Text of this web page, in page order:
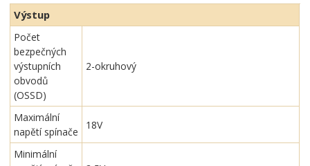
Výstup
Počet
bezpečných
výstupních
obvodů
(OSSD)
2-okruhový
Maximální
napětí spínače
18V
Minimální